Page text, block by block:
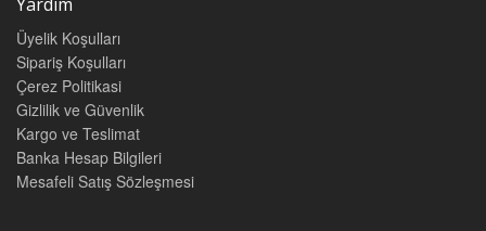
INTRODUCTION 1
Declaration of Independence: A Legal Petition In Congress, July
4, 1776 1
What is Precedent? Basic Training on Learning Law by
Reading and Discussing Cases 5
Üyelik Koşulları
Sipariş Koşulları
Çerez Politikasi
Gizlilik ve Güvenlik
Kargo ve Teslimat
Banka Hesap Bilgileri
Mesafeli Satış Sözleşmesi